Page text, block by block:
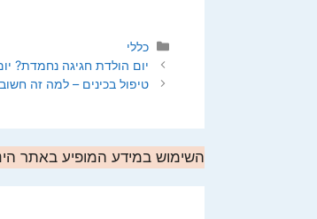
קטגוריות
כללי
יום הולדת חגיגה נחמדת?
טיפול בכינים – למה זה
השימוש במידע המופיע באתר